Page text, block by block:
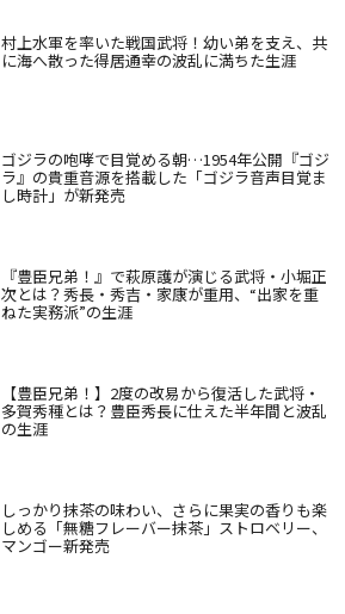
村上水軍を率いた戦国武将！幼い弟を支え、共
に海へ散った得居通幸の波乱に満ちた生涯
ゴジラの咆哮で目覚める朝…1954年公開『ゴジ
ラ』の貴重音源を搭載した「ゴジラ音声目覚ま
し時計」が新発売
『豊臣兄弟！』で萩原護が演じる武将・小堀正
次とは？秀長・秀吉・家康が重用、“出家を重
ねた実務派”の生涯
【豊臣兄弟！】2度の改易から復活した武将・
多賀秀種とは？豊臣秀長に仕えた半年間と波乱
の生涯
しっかり抹茶の味わい、さらに果実の香りも楽
しめる「無糖フレーバー抹茶」ストロベリー、
マンゴー新発売